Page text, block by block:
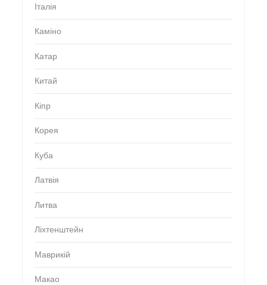
Італія
Каміно
Катар
Китай
Кіпр
Корея
Куба
Латвія
Литва
Ліхтенштейн
Маврикій
Макао